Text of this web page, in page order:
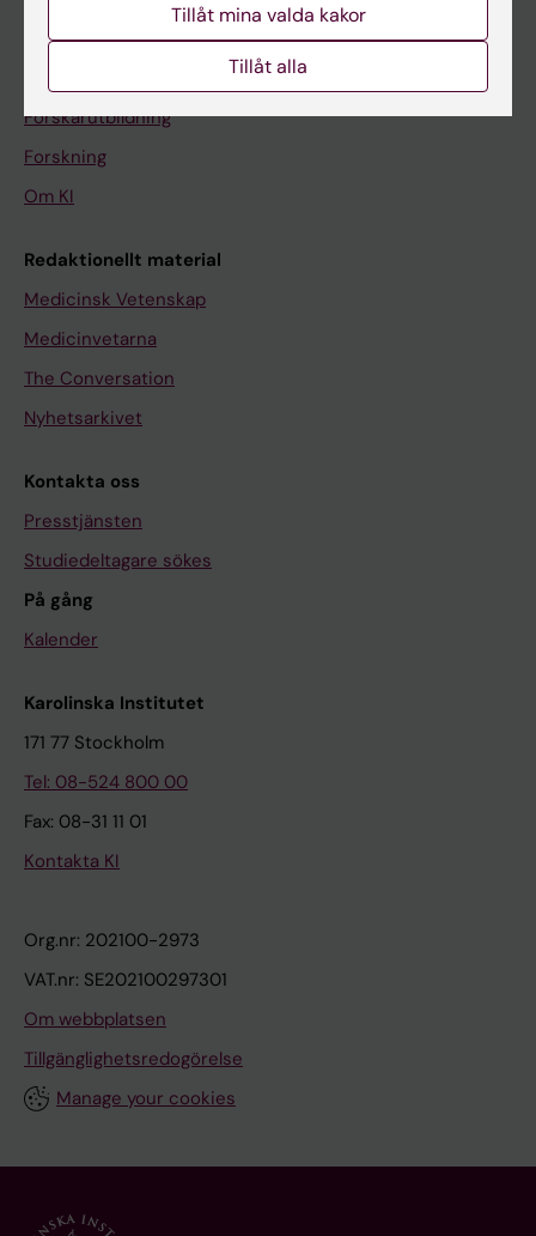
Upptäck KI
Forskarutbildning
Forskning
Om KI
Redaktionellt material
Medicinsk Vetenskap
Medicinvetarna
The Conversation
Nyhetsarkivet
Kontakta oss
Presstjänsten
Studiedeltagare sökes
På gång
Kalender
Karolinska Institutet
171 77 Stockholm
Tel: 08-524 800 00
Fax: 08-31 11 01
Kontakta KI
Org.nr: 202100-2973
VAT.nr: SE202100297301
Om webbplatsen
Tillgänglighetsredogörelse
Manage your cookies
Tillåt mina valda kakor
Tillåt alla